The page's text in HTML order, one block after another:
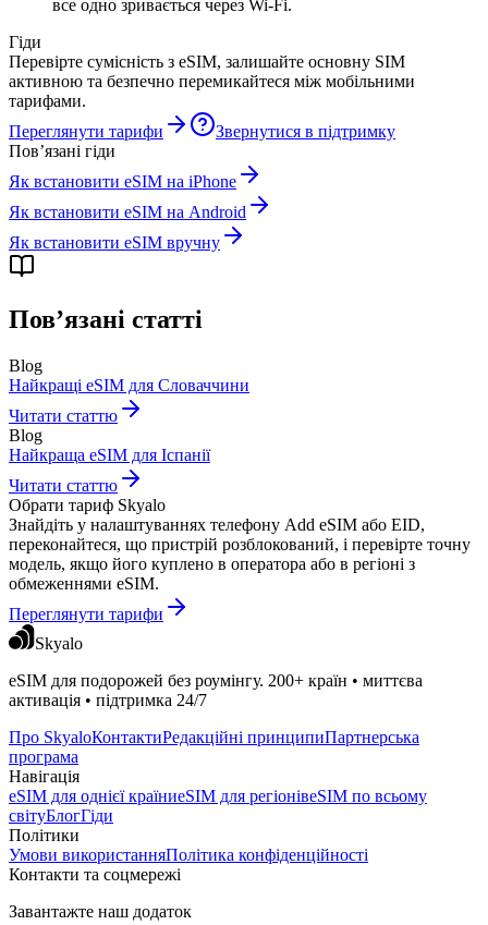
все одно зривається через Wi-Fi.
Гіди
Перевірте сумісність з eSIM, залишайте основну SIM
активною та безпечно перемикайтеся між мобільними
тарифами.
Переглянути тарифи
Звернутися в підтримку
Пов’язані гіди
Як встановити eSIM на iPhone
Як встановити eSIM на Android
Як встановити eSIM вручну
Пов’язані статті
Blog
Найкращі eSIM для Словаччини
Читати статтю
Blog
Найкраща eSIM для Іспанії
Читати статтю
Обрати тариф Skyalo
Знайдіть у налаштуваннях телефону Add eSIM або EID,
переконайтеся, що пристрій розблокований, і перевірте точну
модель, якщо його куплено в оператора або в регіоні з
обмеженнями eSIM.
Переглянути тарифи
Skyalo
eSIM для подорожей без роумінгу. 200+ країн • миттєва
активація • підтримка 24/7
Про SkyaloКонтактиРедакційні принципиПартнерська
програма
Навігація
eSIM для однієї країниeSIM для регіонівeSIM по всьому
світуБлогГіди
Політики
Умови використанняПолітика конфіденційності
Контакти та соцмережі
Завантажте наш додаток